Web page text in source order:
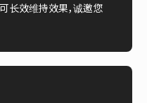
长效维持效果，诚邀您